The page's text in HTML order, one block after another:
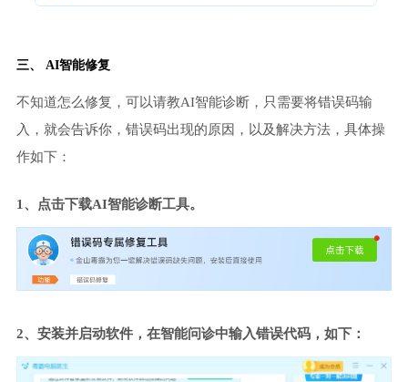
三、 AI智能修复
不知道怎么修复，可以请教AI智能诊断，只需要将错误码输
入，就会告诉你，错误码出现的原因，以及解决方法，具体操
作如下：
1、点击下载AI智能诊断工具。
2、安装并启动软件，在智能问诊中输入错误代码，如下：